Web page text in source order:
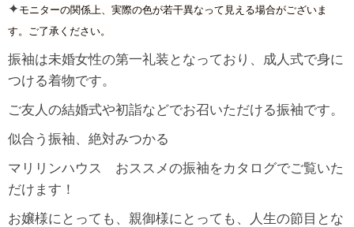
✦モニターの関係上、実際の色が若干異なって見える場合がございま
す。ご了承ください。
振袖は未婚女性の第一礼装となっており、成人式で身に
つける着物です。
ご友人の結婚式や初詣などでお召いただける振袖です。
似合う振袖、絶対みつかる
マリリンハウス おススメの振袖をカタログでご覧いた
だけます！
お嬢様にとっても、親御様にとっても、人生の節目とな